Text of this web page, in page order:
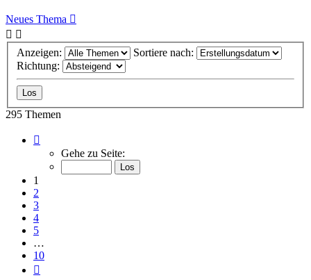
Neues Thema
Anzeigen:
Sortiere nach:
Richtung:
295 Themen
von
Gehe zu Seite:
1
2
3
4
5
…
10